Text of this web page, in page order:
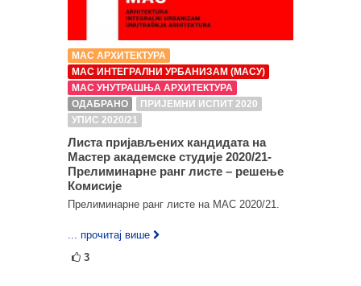
МАС АРХИТЕКТУРА
МАС ИНТЕГРАЛНИ УРБАНИЗАМ (МАСУ)
МАС УНУТРАШЊА АРХИТЕКТУРА
ОДАБРАНО
ПРИЈЕМНИ ИСПИТ 2020
УПИС 2020/21
Листа пријављених кандидата на
Мастер академске студије 2020/21-
Прелиминарне ранг листе – решење
Комисије
Прелиминарне ранг листе на МАС 2020/21.
... прочитај више
3